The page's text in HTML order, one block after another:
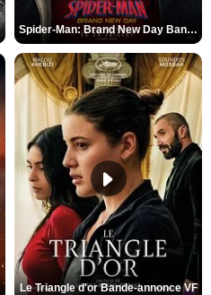
Spider-Man: Brand New Day Bande-annonce VO STFR
Le Triangle d'or Bande-annonce VF